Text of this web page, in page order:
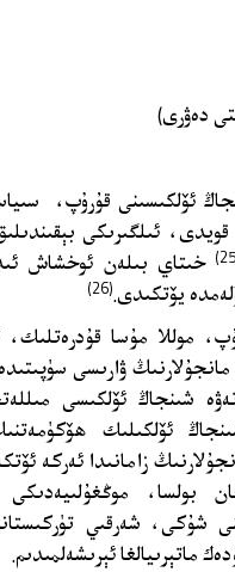
دەۋرى)
ئۆلكىسىنى قۇرۇپ،
ئىلگىرىكى
خىتاي بىلەن ئوخشاش
يۆتكىدى.(26)
موللا مۇسا
ۋارىسى سۈپىتىدە
تەۋە شىنجاڭ ئۆلكىسى
ئۆلكىلىك
زامانىدا ئەركە
بولسا، موڭغۇلىيەدىكى
شۇكى، شەرقىي
ماتېرىيالغا ئېرىشەلمىدىم.